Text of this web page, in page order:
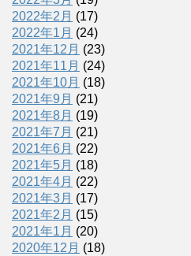
2022年2月 (17)
2022年1月 (24)
2021年12月 (23)
2021年11月 (24)
2021年10月 (18)
2021年9月 (21)
2021年8月 (19)
2021年7月 (21)
2021年6月 (22)
2021年5月 (18)
2021年4月 (22)
2021年3月 (17)
2021年2月 (15)
2021年1月 (20)
2020年12月 (18)